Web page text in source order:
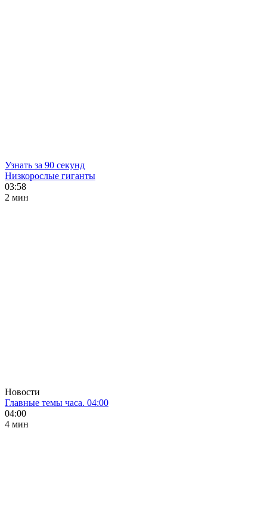
Узнать за 90 секунд
Низкорослые гиганты
03:58
2 мин
Новости
Главные темы часа. 04:00
04:00
4 мин